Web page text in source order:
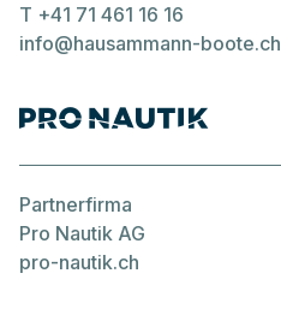
T +41 71 461 16 16
info@hausammann-boote.ch
Partnerfirma
Pro Nautik AG
pro-nautik.ch